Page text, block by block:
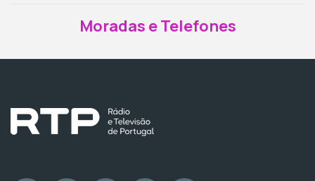
Moradas e Telefones